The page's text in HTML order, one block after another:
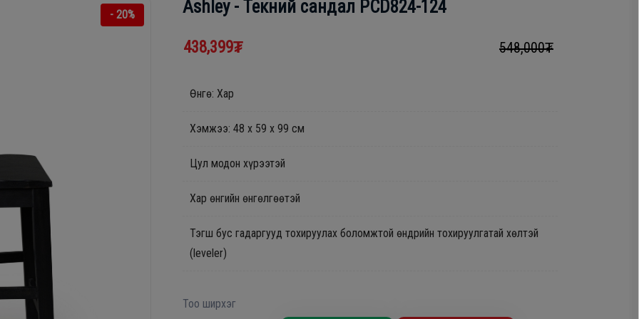
- 20% Ashley - Текний сандал PCD824-124
438,399₮ 548,000₮
Өнгө: Хар
Хэмжээ: 48 х 59 х 99 см
Цул модон хүрээтэй
Хар өнгийн өнгөлгөөтэй
Тэгш бус гадаргууд тохируулах боломжтой өндрийн тохируулгатай хөлтэй
(leveler)
Тоо ширхэг